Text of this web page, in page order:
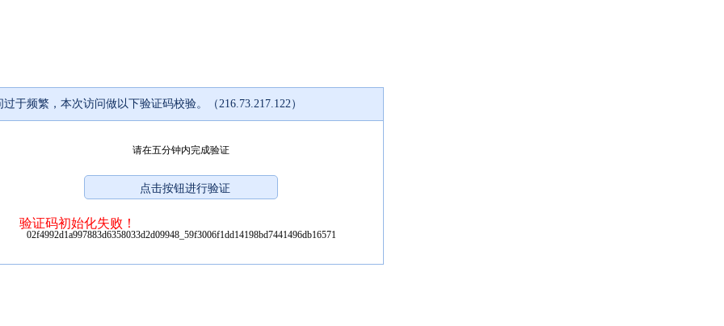
过于频繁，本次访问做以下验证码校验。（216.73.217.122）
请在五分钟内完成验证
验证码初始化失败！
02f4992d1a997883d6358033d2d09948_59f3006f1dd14198bd7441496db16571